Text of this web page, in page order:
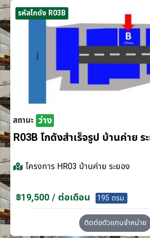
รหัสโกดัง R03B
สถานะ ว่าง
R03B โกดังสำเร็จรูป บ้านค่าย
โครงการ HR03 บ้านค่าย ระยอง
฿19,500 / ต่อเดือน 195 ตรม.
ติดต่อตัวแทนจำหน่าย